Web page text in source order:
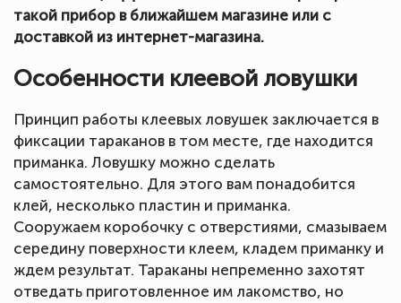
такой прибор в ближайшем магазине или с
доставкой из интернет-магазина.
Особенности клеевой ловушки
Принцип работы клеевых ловушек заключается в
фиксации тараканов в том месте, где находится
приманка. Ловушку можно сделать
самостоятельно. Для этого вам понадобится
клей, несколько пластин и приманка.
Сооружаем коробочку с отверстиями, смазываем
середину поверхности клеем, кладем приманку и
ждем результат. Тараканы непременно захотят
отведать приготовленное им лакомство, но